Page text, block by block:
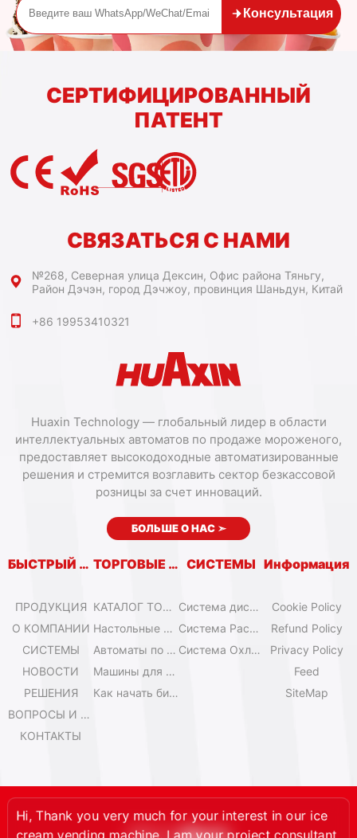
Консультация
Huaxin Technology — глобальный лидер в области
интеллектуальных автоматов по продаже мороженого,
предоставляет высокодоходные автоматизированные
решения и стремится возглавить сектор безкассовой
розницы за счет инноваций.
БОЛЬШЕ О НАС ➣
БЫСТРЫЙ ВХОД
ПРОДУКЦИЯ
О КОМПАНИИ
СИСТЕМЫ
НОВОСТИ
РЕШЕНИЯ
ВОПРОСЫ И ОТВЕТЫ
КОНТАКТЫ
ТОРГОВЫЕ АВТОМАТЫ
КАТАЛОГ ТОРГОВЫХ АВТОМАТОВ
Настольные мини-машины для мороженого
Автоматы по продаже мороженого Olala
Машины для мороженого IYogurt
Как начать бизнес с автоматами мороженого?
СИСТЕМЫ
Система дистанционного управления
Система Расширения
Система Охлаждения
Информация
Cookie Policy
Refund Policy
Privacy Policy
Feed
SiteMap
СЕРТИФИЦИРОВАННЫЙ
ПАТЕНТ
СВЯЗАТЬСЯ С НАМИ
№268, Северная улица Дексин, Офис района Тяньгу,
Район Дэчэн, город Дэчжоу, провинция Шаньдун, Китай
+86 19953410321
you very much for your interest in our ice
vending machine. I am your project consultant